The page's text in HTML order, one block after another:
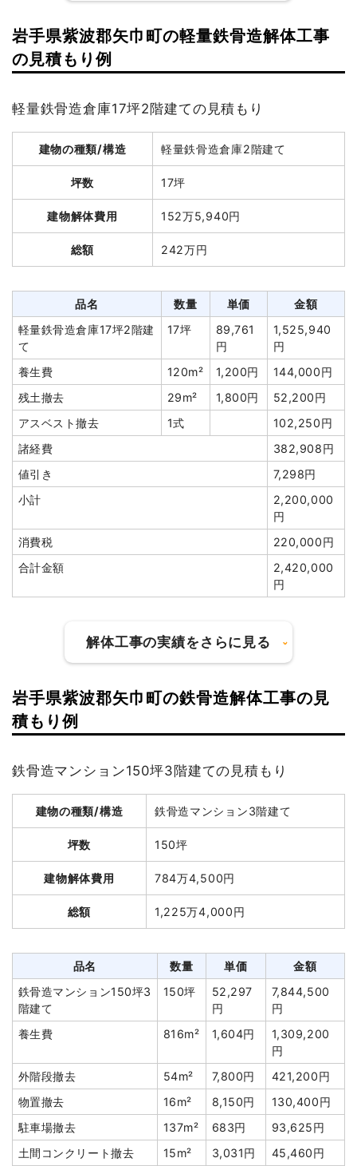
建物の種類/構造
建物解体費用 148万4,480円
総額 308万円
木造住宅37坪2階建て
37坪 40,121円
1,484,480円
364m² 1,192円
植木・植栽撤去
300,000円
土間コンクリート撤去
1式
15,550円
諸経費
502,900円
値引き
36,930円
小計
2,800,000円
消費税
280,000円
合計金額
3,080,000円
建物の種類/構造 木造店舗兼住宅2階建て
総額 245万6,850円
品名 数量 単価
金額
木造店舗兼住宅25坪2階建
25坪
43,744
1,093,600
養生費
180m²
1,500
円
270,000円
アスベスト撤去 1式
133,500円
室外設備・機器撤去
12m
円
その他（コンクリート水路
12m
20,000
室内残置物撤去 1式
130,000円
諸経費
324,660円
値引き
6,260円
小計
2,233,500
円
223,350円
合計金額
2,456,850
円
岩手県紫波郡矢巾町の軽量鉄骨造解体工事
の見積もり例
軽量鉄骨造倉庫17坪2階建ての見積もり
建物の種類/構造 軽量鉄骨造倉庫2階建て
坪数 17坪
建物解体費用 152万5,940円
総額 242万円
品名 数量 単価
金額
軽量鉄骨造倉庫17坪2階建
て
17坪
89,761
円
1,525,940
円
養生費
120m² 1,200円
144,000円
残土撤去
29m² 1,800円
52,200円
アスベスト撤去
1式
102,250円
諸経費
382,908円
値引き
7,298円
小計
2,200,000
円
消費税
220,000円
合計金額
2,420,000
円
解体工事の実績をさらに見る
建物の種類/構造
建物解体費用 98万6,040円
総額 291万5,000円
品名
軽量鉄骨造住宅37坪2階
37坪
26,650
円
986,040円
221m² 1,000円
221,000円
アスベスト撤去
1式
455,000円
外構撤去
100,000円
植木・植栽撤去
1式
60,000円
諸経費
615,400円
値引き
9,440円
小計
2,650,000
円
消費税
265,000円
岩手県紫波郡矢巾町の鉄骨造解体工事の見
積もり例
鉄骨造マンション150坪3階建ての見積もり
建物の種類/構造 鉄骨造マンション3階建て
坪数 150坪
建物解体費用 784万4,500円
総額 1,225万4,000円
品名 数量 単価
金額
鉄骨造マンション150坪3
階建て
150坪
52,297
円
7,844,500
円
養生費
816m² 1,604円
1,309,200
円
外階段撤去
54m² 7,800円
421,200円
物置撤去
16m² 8,150円
130,400円
駐車場撤去
137m² 683円
93,625円
土間コンクリート撤去
15m² 3,031円
45,460円